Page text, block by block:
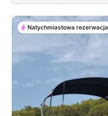
Natychmiastowa rezerwacja